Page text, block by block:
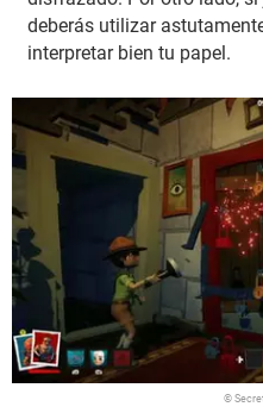
deberás utilizar
interpretar bien tu papel.
©